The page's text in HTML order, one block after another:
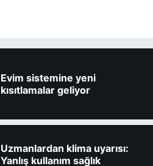
Evim sistemine yeni
kısıtlamalar geliyor
Uzmanlardan klima uyarısı:
Yanlış kullanım sağlık